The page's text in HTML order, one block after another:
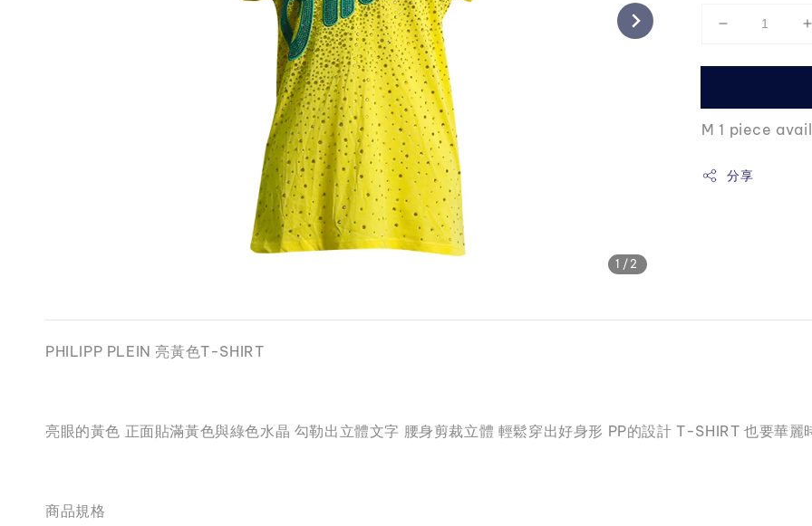
1 /2
M 1 piece
分享
PHILIPP PLEIN 亮黃色T-SHIRT
亮眼的黃色 正面貼滿黃色與綠色水晶 勾勒出立體文字 腰身剪裁立體 輕鬆穿出好身形 PP的設計 T-SHIRT 也要華麗
商品規格